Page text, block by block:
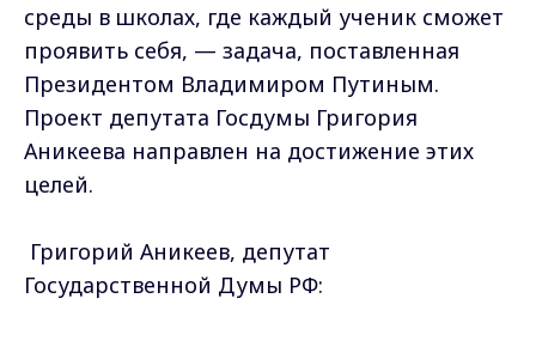
среды в школах, где каждый ученик сможет
проявить себя, — задача, поставленная
Президентом Владимиром Путиным.
Проект депутата Госдумы Григория
Аникеева направлен на достижение этих
целей.
Григорий Аникеев, депутат
Государственной Думы РФ: